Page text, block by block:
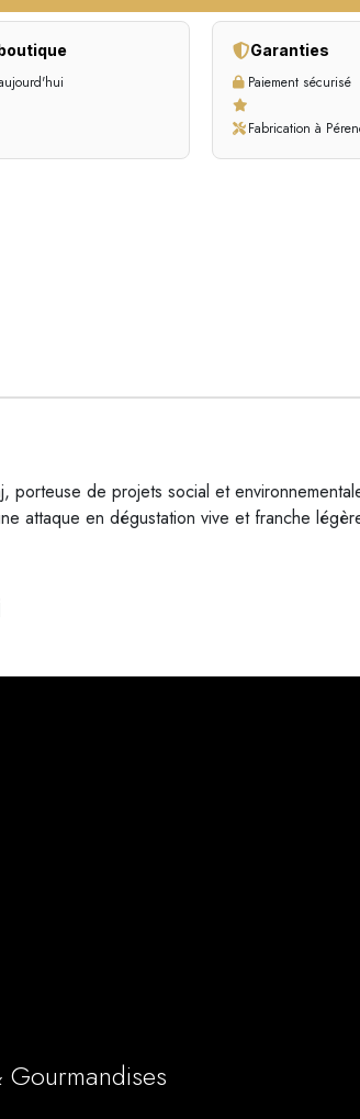
Garanties
Paiement sécurisé
Fabrication à
de projets social et
attaque en dégustation vive et franche